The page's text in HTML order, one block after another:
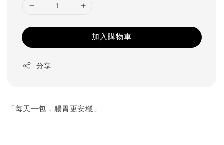
加入購物車
分享
「每天一包，腸胃更安穩」